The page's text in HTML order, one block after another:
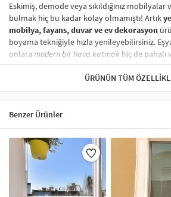
Eskimiş, demode veya sıkıldığınız
bulmak hiç bu kadar kolay olmamıştı! Artık
mobilya, fayans, duvar ve ev dekorasyon
boyama tekniğiyle hızla yenileyebilirsiniz.
onlara modern bir hava katmak hiç de
zorunda değil! Stencil şablonları, dilediğiniz
desen uygulamanızısağlar ve
kumaşlarınızın görünümünü anında
Çocuğunuzun dolabına, mutfak fayanslarına,
kumaşlara bile bant yardımıyla sabitleyip,
boyama yapabilirsiniz. Evinizi,kişisel
boyama seti ile yaratıcı projeler
dekorasyonu
sevenler için stencil, kolayca
ve etkili bir aktivitedir.
Stencil Boyamatekniği, her türlü yüzeyde
ÜRÜNÜN TÜM
Benzer Ürünler